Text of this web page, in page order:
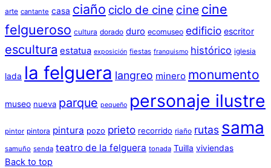
arte cantante casa ciaño ciclo de cine cine cine
felgueroso cultura dorado duro ecomuseo edificio escritor
escultura estatua exposición fiestas franquismo histórico iglesia
lada la felguera langreo minero monumento
museo nueva parque pequeño personaje ilustre
pintor pintora pintura pozo prieto recorrido riaño rutas sama
samuño senda teatro de la felguera tonada Tuilla viviendas
Back to top